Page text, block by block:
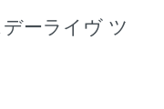
デーライヴ ツ